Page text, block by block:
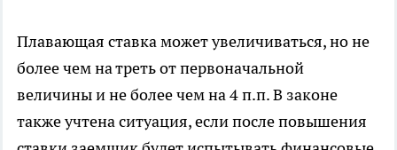
Плавающая ставка может увеличиваться, но не
более чем на треть от первоначальной
величины и не более чем на 4 п.п. В законе
также учтена ситуация, если после повышения